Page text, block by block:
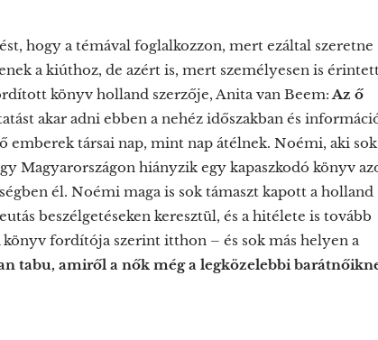
hogy a témával foglalkozzon, mert ezáltal szeretne
a kiúthoz, de azért is, mert személyesen is
könyv holland szerzője, Anita van Beem:Az ő
akar adni ebben a nehéz időszakban és
társai nap, mint nap átélnek. Noémi, aki
Magyarországon hiányzik egy kapaszkodó könyv
él. Noémi maga is sok támaszt kapott a holland
beszélgetéseken keresztül, és a hitélete is tovább
könyv fordítója szerint itthon – és sok más helyen a
tabu, amiről a nők még a legközelebbi